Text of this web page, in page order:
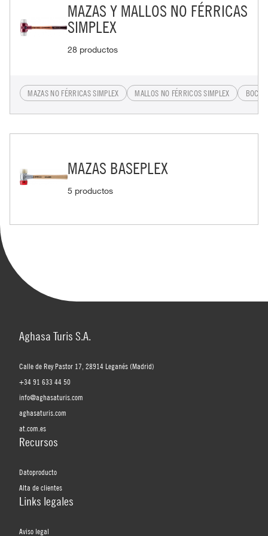
MAZAS Y MALLOS NO FÉRRICAS
SIMPLEX
28 productos
MAZAS NO FÉRRICAS SIMPLEX MALLOS NO FÉRRICOS SIMPLEX
MAZAS BASEPLEX
5 productos
Aghasa Turis S.A.
Calle de Rey Pastor 17, 28914 Leganés (Madrid)
+34 91 633 44 50
info@aghasaturis.com
aghasaturis.com
at.com.es
Recursos
Datoproducto
Alta de clientes
Links legales
Aviso legal